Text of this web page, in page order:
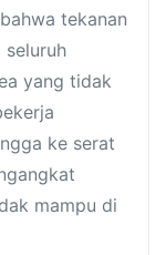
tekanan
yang tidak
ke serat
mampu di